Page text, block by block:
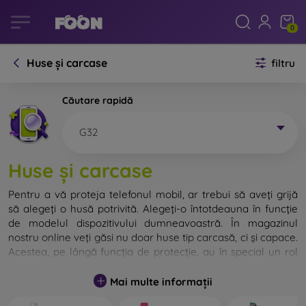
0
Huse și carcase filtru
Căutare rapidă
G32
Huse și carcase
Pentru a vă proteja telefonul mobil, ar trebui să aveți grijă
să alegeți o husă potrivită. Alegeți-o întotdeauna în funcție
de modelul dispozitivului dumneavoastră. În magazinul
nostru online veți găsi nu doar huse tip carcasă, ci și capace.
Acestea, pe lângă funcția de protecție, au în special un rol
Capacul pentru telefon poate fi numit și capac posterior.
Mai multe informații